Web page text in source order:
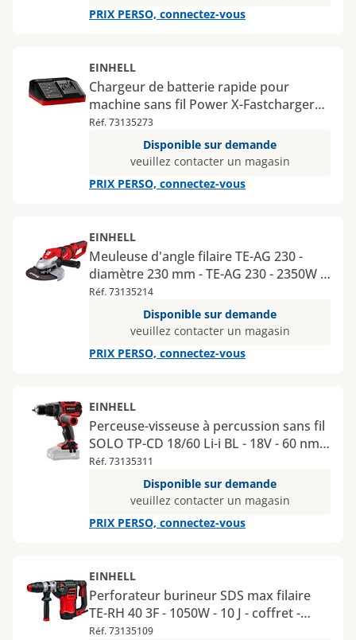
PRIX PERSO, connectez-vous
EINHELL
Chargeur de batterie rapide pour
machine sans fil Power X-Fastcharger
4A - 18V
Réf. 73135273
Disponible sur demande
veuillez contacter un magasin
PRIX PERSO, connectez-vous
EINHELL
Meuleuse d'angle filaire TE-AG 230 -
diamètre 230 mm - TE-AG 230 - 2350W -
MY12
Réf. 73135214
Disponible sur demande
veuillez contacter un magasin
PRIX PERSO, connectez-vous
EINHELL
Perceuse-visseuse à percussion sans fil
SOLO TP-CD 18/60 Li-i BL - 18V - 60 nm -
MY12
Réf. 73135311
Disponible sur demande
veuillez contacter un magasin
PRIX PERSO, connectez-vous
EINHELL
Perforateur burineur SDS max filaire
TE-RH 40 3F - 1050W - 10 J - coffret -
MY12
Réf. 73135109